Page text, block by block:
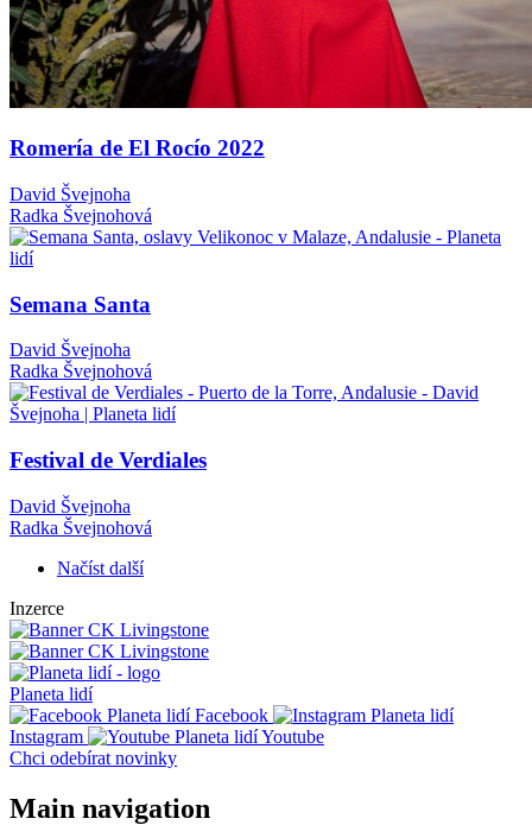
Romería de El Rocío 2022
David Švejnoha
Radka Švejnohová
Semana Santa
David Švejnoha
Radka Švejnohová
Festival de Verdiales
David Švejnoha
Radka Švejnohová
Načíst další
Inzerce
Planeta lidí
Facebook
Instagram
Youtube
Chci odebírat novinky
Main navigation